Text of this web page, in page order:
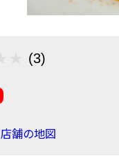
(3)
店舗の地図